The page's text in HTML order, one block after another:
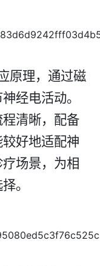
原理，通过磁
经电活动。
清晰，配备
好地适配神
场景，为相
。​